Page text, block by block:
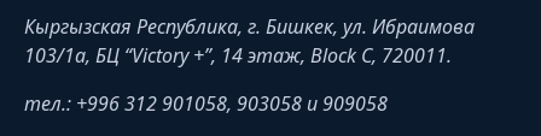
Кыргызская Республика, г. Бишкек, ул. Ибраимова
103/1a, БЦ “Victory +”, 14 этаж, Block C, 720011.
тел.: +996 312 901058, 903058 и 909058